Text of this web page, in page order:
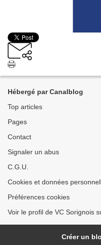
Hébergé par Canalblog
Top articles
Pages
Contact
Signaler un abus
C.G.U.
Cookies et données
Préférences cookies
Voir le profil de VC Sorignois
Créer un